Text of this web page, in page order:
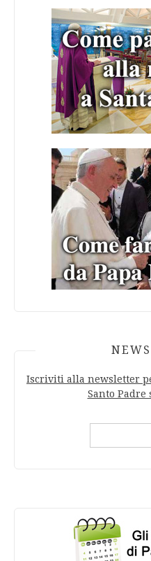
Iscriviti alla newsletter
Santo